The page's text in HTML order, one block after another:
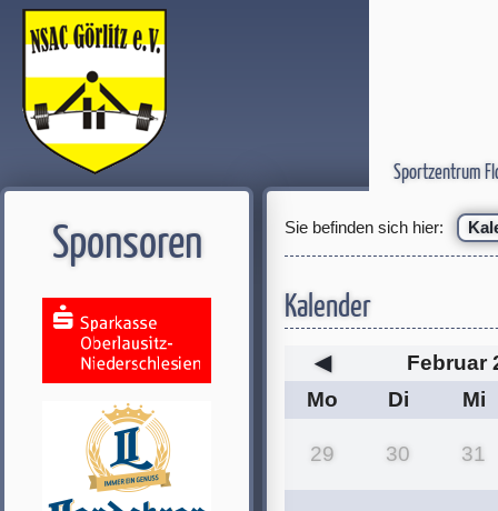
Sportzentrum
Sie befinden sich hier:
Kalender
◀
Februar
Mo
Di Mi
29 30 31
Sponsoren